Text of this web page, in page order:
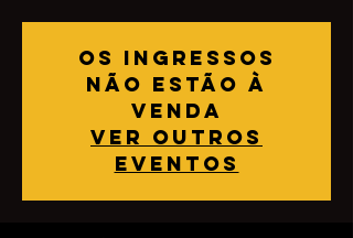
Os ingressos
não estão à
venda
Ver outros
eventos